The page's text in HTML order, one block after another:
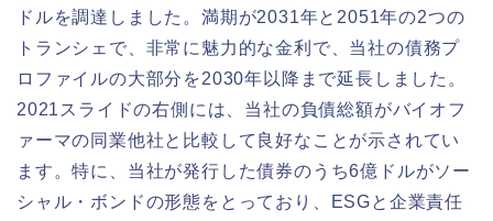
ドルを調達しました。満期が2031年と2051年の2つの
トランシェで、非常に魅力的な金利で、当社の債務プ
ロファイルの大部分を2030年以降まで延長しました。
2021スライドの右側には、当社の負債総額がバイオフ
ァーマの同業他社と比較して良好なことが示されてい
ます。特に、当社が発行した債券のうち6億ドルがソー
シャル・ボンドの形態をとっており、ESGと企業責任